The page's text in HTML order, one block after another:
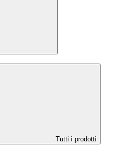
Tutti i prodotti